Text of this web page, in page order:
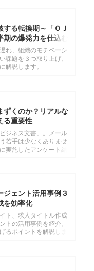
する転換期～「ＯＪ
の爆発力を仕込む
れ、組織のモチベーシ
課題を３つ取り上げ、
解説します。
ずくのか？リアルな
る重要性
ジネス文書」。メール
若手は少なくありませ
実施したアンケート結
ジェント活用事例３
を効率化
ト、求人タイトル作成
トの活用事例を紹介。
るポイントを解説しま